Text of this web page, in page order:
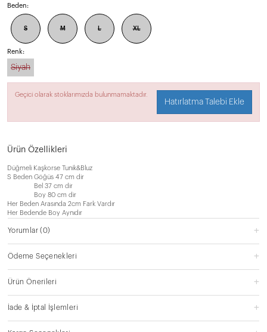
Beden:
S M L XL
Renk:
Siyah
Geçici olarak stoklarımızda bulunmamaktadır.
Hatırlatma Talebi Ekle
Ürün Özellikleri
Düğmeli Kaşkorse Tunik&Bluz
S Beden Göğüs 47 cm dir
Bel 37 cm dir
Boy 80 cm dir
Her Beden Arasında 2cm Fark Vardır
Her Bedende Boy Aynıdır
Yorumlar(0)
Ödeme Seçenekleri
Ürün Önerileri
İade & İptal İşlemleri